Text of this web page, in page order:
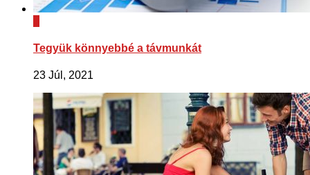
Tegyük könnyebbé a távmunkát
23 Júl, 2021